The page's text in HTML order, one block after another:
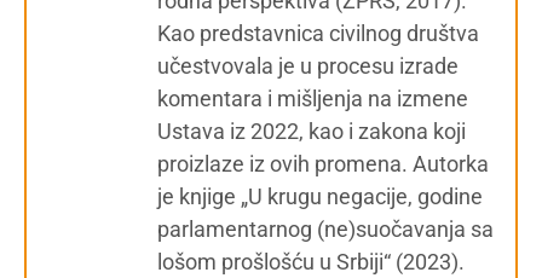
Kao predstavnica civilnog društva
učestvovala je u procesu izrade
komentara i mišljenja na izmene
Ustava iz 2022, kao i zakona koji
proizlaze iz ovih promena. Autorka
je knjige „U krugu negacije, godine
parlamentarnog (ne)suočavanja sa
lošom prošlošću u Srbiji“ (2023).